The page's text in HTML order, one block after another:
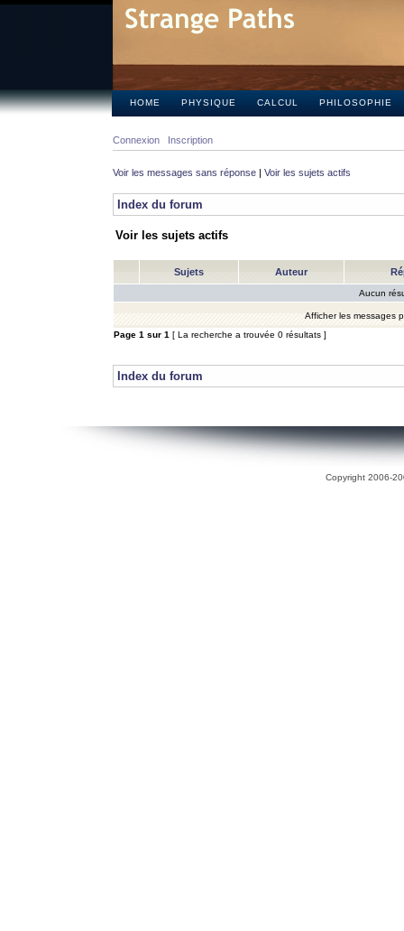
HOME PHYSIQUE CALCUL PHILOSOPHIE
Connexion Inscription
Voir les messages sans réponse | Voir les sujets actifs
Index du forum
Voir les sujets actifs
Sujets Auteur
Aucun
Afficher les messages
Page 1 sur 1 [ La recherche a trouvée 0 résultats ]
Index du forum
Copyright 2006-